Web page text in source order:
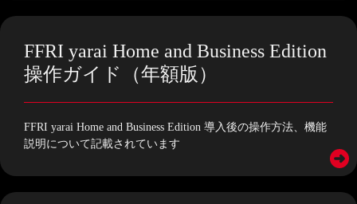
FFRI yarai Home and Business Edition
操作ガイド（年額版）
FFRI yarai Home and Business Edition 導入後の操作方法、機能
説明について記載されています